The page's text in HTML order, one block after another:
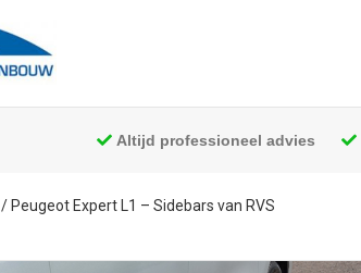
Altijd professioneel advies
/ Peugeot Expert L1 – Sidebars van RVS